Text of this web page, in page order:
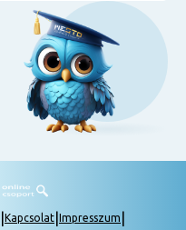
Kapcsolat Impresszum